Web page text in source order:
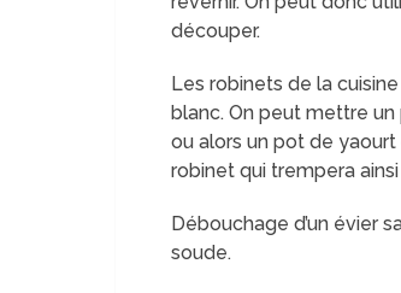
découper.
Les robinets de la
blanc. On peut mettre
ou alors un pot de
robinet qui trempera
Débouchage d’un évier
soude.